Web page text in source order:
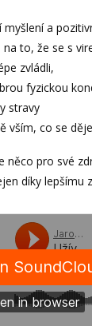
myšlení a
to, že se s
zvládli,
fyzickou
stravy
vším, co se
něco pro své
díky lepšímu